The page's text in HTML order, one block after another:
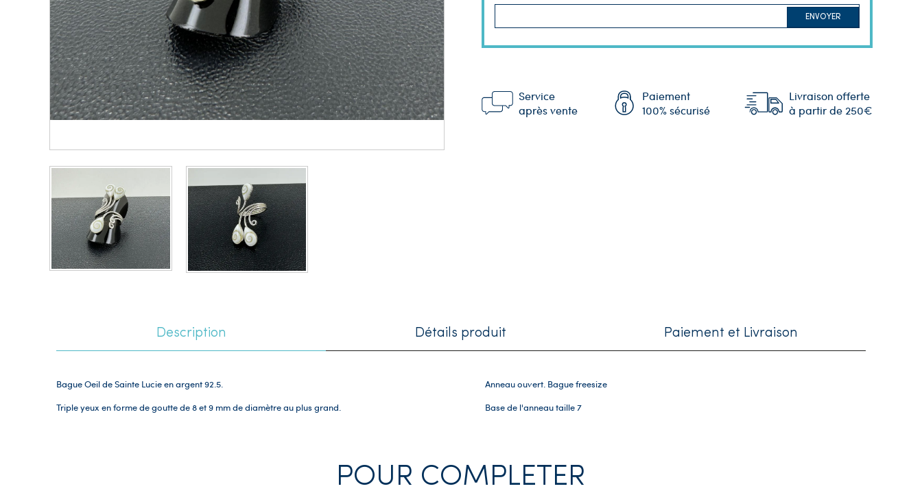
ENVOYER
Service
après vente
Paiement
100% sécurisé
Livraison offerte
à partir de 250€
Description Détails produit Paiement et Livraison
Bague Oeil de Sainte Lucie en argent 92.5.
Triple yeux en forme de gouttede 8 et 9 mm de diamètre au plus grand.
Anneau ouvert. Bague freesize
Base de l'anneau taille 7
POUR COMPLETER